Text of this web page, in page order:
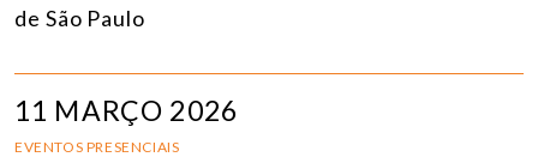
de São Paulo
11 MARÇO 2026
EVENTOS PRESENCIAIS